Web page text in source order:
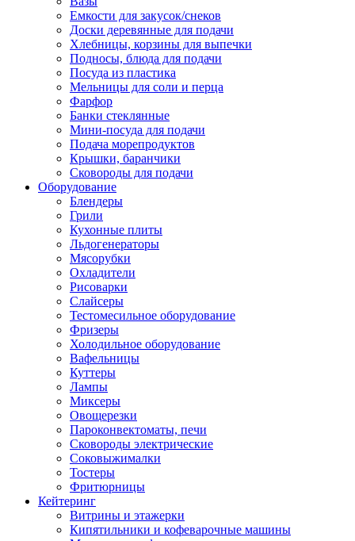
Емкости для закусок/снеков
Доски деревянные для подачи
Хлебницы, корзины для выпечки
Подносы, блюда для подачи
Посуда из пластика
Мельницы для соли и перца
Фарфор
Банки стеклянные
Мини-посуда для подачи
Подача морепродуктов
Крышки, баранчики
Сковороды для подачи
Оборудование
Блендеры
Грили
Кухонные плиты
Льдогенераторы
Мясорубки
Охладители
Рисоварки
Слайсеры
Тестомесильное оборудование
Фризеры
Холодильное оборудование
Вафельницы
Куттеры
Лампы
Миксеры
Овощерезки
Пароконвектоматы, печи
Сковороды электрические
Соковыжималки
Тостеры
Фритюрницы
Кейтеринг
Витрины и этажерки
Кипятильники и кофеварочные машины